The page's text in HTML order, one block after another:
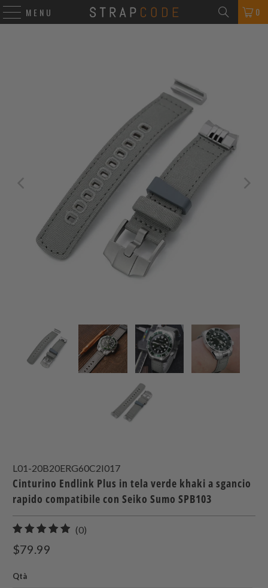
MENU 0
L01-20B20ERG60C2I017
Cinturino Endlink Plus in tela verde khaki a sgancio
rapido compatibile con Seiko Sumo SPB103
(0)
$79.99
Qtà